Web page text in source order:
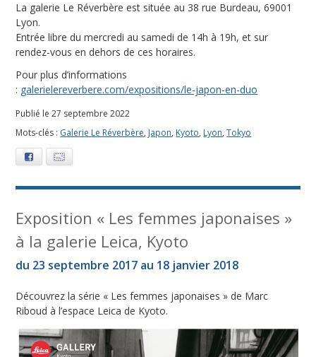
La galerie Le Réverbère est située au 38 rue Burdeau, 69001
Lyon.
Entrée libre du mercredi au samedi de 14h à 19h, et sur
rendez-vous en dehors de ces horaires.
Pour plus d’informations
: galerielereverbere.com/expositions/le-japon-en-duo
Publié le 27 septembre 2022
Mots-clés : Galerie Le Réverbère, Japon, Kyoto, Lyon,Tokyo
Facebook
Exposition « Les femmes japonaises »
à la galerie Leica, Kyoto
du 23 septembre 2017 au 18 janvier 2018
Découvrez la série « Les femmes japonaises » de Marc
Riboud à l’espace Leica de Kyoto.